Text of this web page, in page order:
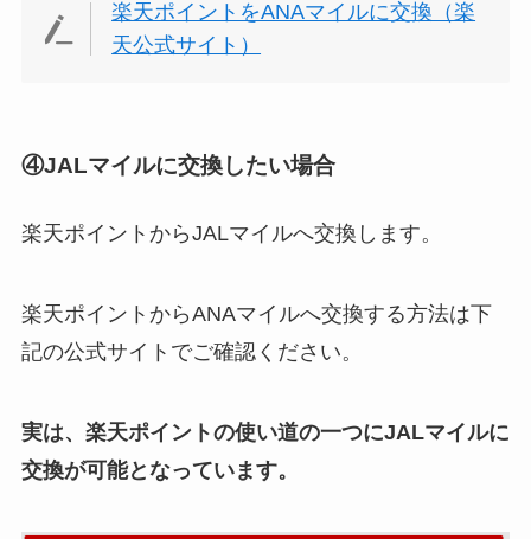
楽天ポイントをANAマイルに交換（楽
天公式サイト）
④JALマイルに交換したい場合
楽天ポイントからJALマイルへ交換します。
楽天ポイントからANAマイルへ交換する方法は下
記の公式サイトでご確認ください。
実は、楽天ポイントの使い道の一つにJALマイルに
交換が可能となっています。